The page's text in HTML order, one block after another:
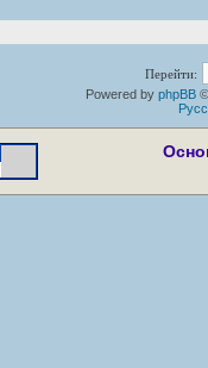
Перейти:
Powered by phpBB